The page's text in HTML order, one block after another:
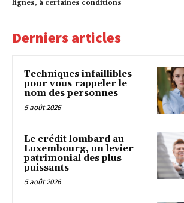
lignes, à certaines conditions
Derniers articles
Techniques infaillibles
pour vous rappeler le
nom des personnes
5 août 2026
Le crédit lombard au
Luxembourg, un levier
patrimonial des plus
puissants
5 août 2026